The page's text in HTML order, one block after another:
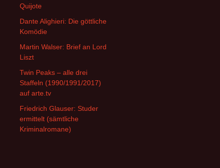
Quijote
Dante Alighieri: Die göttliche
Komödie
Martin Walser: Brief an Lord
Liszt
Twin Peaks – alle drei
Staffeln (1990/1991/2017)
auf arte.tv
Friedrich Glauser: Studer
ermittelt (sämtliche
Kriminalromane)